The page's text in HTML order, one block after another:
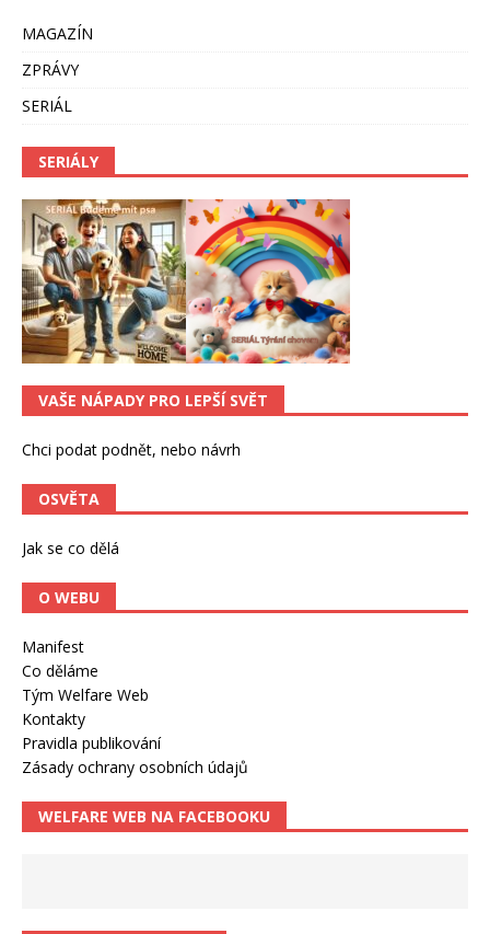
MAGAZÍN
ZPRÁVY
SERIÁL
SERIÁLY
VAŠE NÁPADY PRO LEPŠÍ SVĚT
Chci podat podnět, nebo návrh
OSVĚTA
Jak se co dělá
O WEBU
Manifest
Co děláme
Tým Welfare Web
Kontakty
Pravidla publikování
Zásady ochrany osobních údajů
WELFARE WEB NA FACEBOOKU